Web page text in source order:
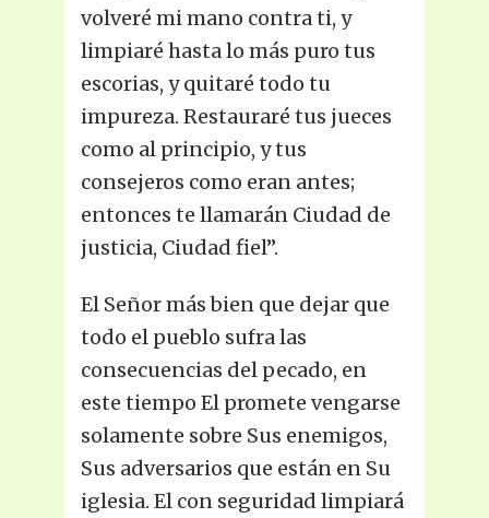
volveré mi mano contra ti, y
limpiaré hasta lo más puro tus
escorias, y quitaré todo tu
impureza. Restauraré tus jueces
como al principio, y tus
consejeros como eran antes;
entonces te llamarán Ciudad de
justicia, Ciudad fiel”.
El Señor más bien que dejar que
todo el pueblo sufra las
consecuencias del pecado, en
este tiempo El promete vengarse
solamente sobre Sus enemigos,
Sus adversarios que están en Su
iglesia. El con seguridad limpiará